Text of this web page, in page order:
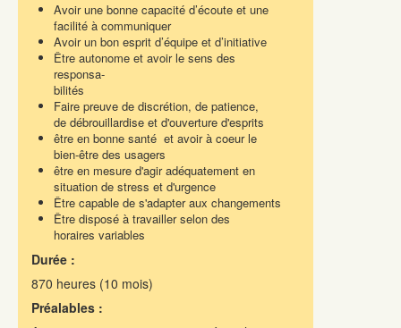
Avoir une bonne capacité d’écoute et une
facilité à communiquer
Avoir un bon esprit d’équipe et d’initiative
Être autonome et avoir le sens des
responsa-
bilités
Faire preuve de discrétion, de patience,
de débrouillardise et d'ouverture d'esprits
être en bonne santé et avoir à coeur le
bien-être des usagers
être en mesure d'agir adéquatement en
situation de stress et d'urgence
Être capable de s'adapter aux changements
Être disposé à travailler selon des
horaires variables
Durée :
870 heures (10 mois)
Préalables :